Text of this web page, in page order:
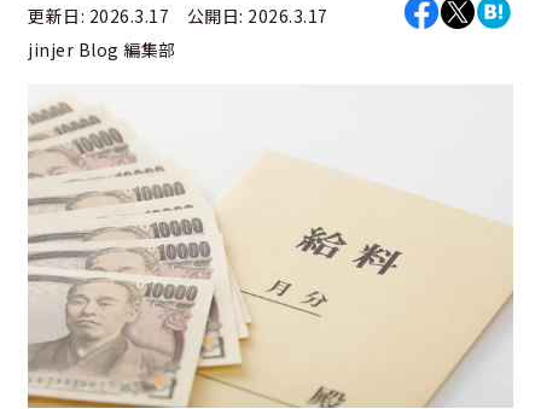
更新日: 2026.3.17 公開日: 2026.3.17
jinjer Blog 編集部